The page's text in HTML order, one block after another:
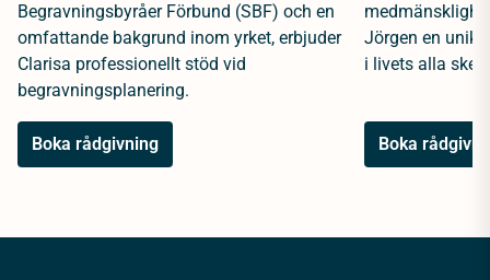
Begravningsbyråer Förbund (SBF) och en
omfattande bakgrund inom yrket, erbjuder
Clarisa professionellt stöd vid
begravningsplanering.
Boka rådgivning
Jörgen en unik
i livets alla
Boka